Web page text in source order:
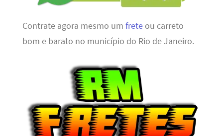
Contrate agora mesmo um freteou carreto
bom e barato no município do Rio de Janeiro.